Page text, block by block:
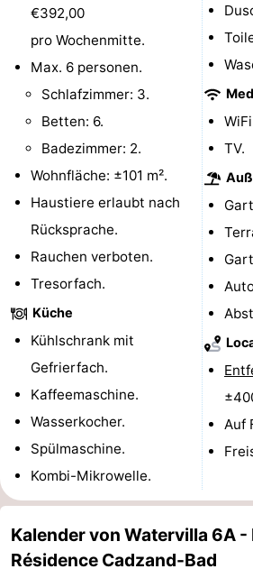
Städte
Sport
Schwimmbader
Radfahren
Wandern
Golfplatze
-
Sportangeln
Haifischzähne
Essen
trinken
Praktisch
€392,00
pro Wochenmitte.
Max. 6 personen.
Schlafzimmer: 3.
Betten: 6.
Badezimmer: 2.
Wohnfläche: ±101 m².
Haustiere erlaubt nach
Rücksprache.
Rauchen verboten.
Tresorfach.
Küche
Kühlschrank mit
Gefrierfach.
Kaffeemaschine.
Wasserkocher.
Spülmaschine.
Kombi-Mikrowelle.
TV.
Auf
Kalender von Watervilla 6A -
Résidence Cadzand-Bad